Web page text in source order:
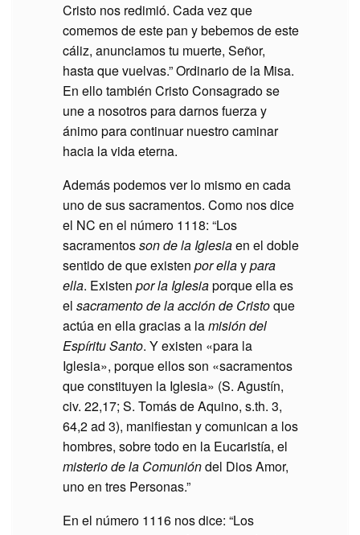
Cristo nos redimió. Cada vez que
comemos de este pan y bebemos de este
cáliz, anunciamos tu muerte, Señor,
hasta que vuelvas.” Ordinario de la Misa.
En ello también Cristo Consagrado se
une a nosotros para darnos fuerza y
ánimo para continuar nuestro caminar
hacia la vida eterna.
Además podemos ver lo mismo en cada
uno de sus sacramentos. Como nos dice
el NC en el número 1118: “Los
sacramentosson de la Iglesiaen el doble
sentido de que existen por ellaypara
ella. Existen por la Iglesiaporque ella es
el sacramento de la acción de Cristoque
actúa en ella gracias a lamisión del
Espíritu Santo. Y existen «para la
Iglesia», porque ellos son «sacramentos
que constituyen la Iglesia» (S. Agustín,
civ. 22,17; S. Tomás de Aquino, s.th. 3,
64,2 ad 3), manifiestan y comunican a los
hombres, sobre todo en la Eucaristía, el
misterio de la Comunióndel Dios Amor,
uno en tres Personas.”
En el número 1116 nos dice: “Los